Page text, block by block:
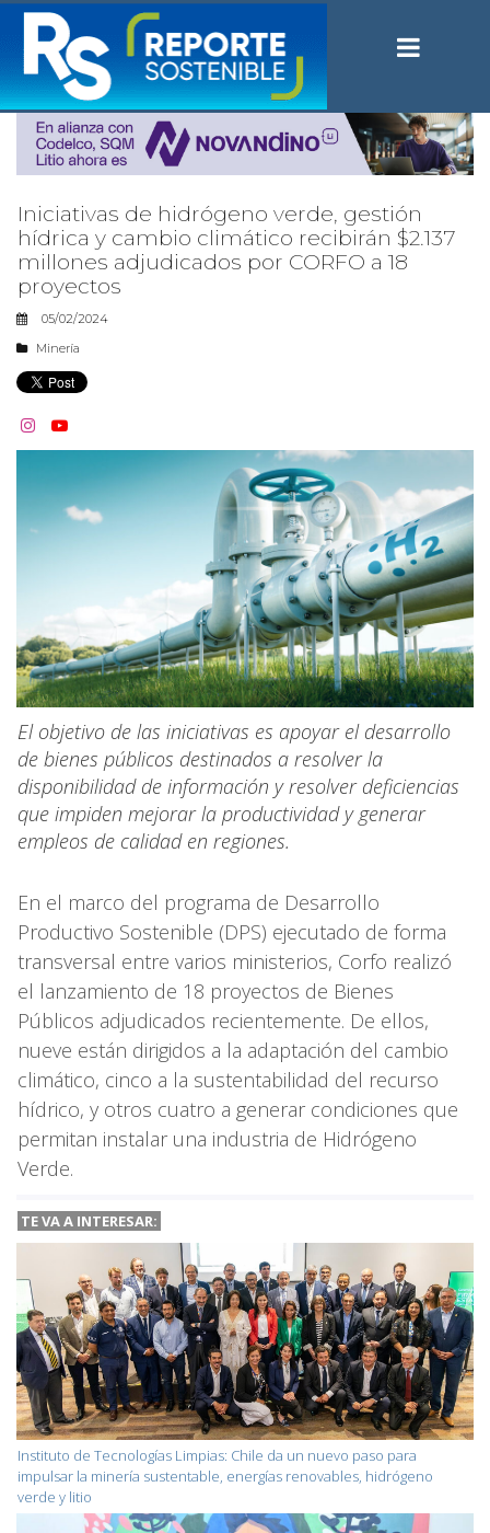
Iniciativas de hidrógeno verde, gestión
hídrica y cambio climático recibirán $2.137
millones adjudicados por CORFO a 18
proyectos
05/02/2024
Minería
 
El objetivo de las iniciativas es apoyar el desarrollo
de bienes públicos destinados a resolver la
disponibilidad de información y resolver deficiencias
que impiden mejorar la productividad y generar
empleos de calidad en regiones.
En el marco del programa de Desarrollo
Productivo Sostenible (DPS) ejecutado de forma
transversal entre varios ministerios, Corfo realizó
el lanzamiento de 18 proyectos de Bienes
Públicos adjudicados recientemente. De ellos,
nueve están dirigidos a la adaptación del cambio
climático, cinco a la sustentabilidad del recurso
hídrico, y otros cuatro a generar condiciones que
permitan instalar una industria de Hidrógeno
Verde.
TE VA A INTERESAR:
Instituto de Tecnologías Limpias: Chile da un nuevo paso para
impulsar la minería sustentable, energías renovables, hidrógeno
verde y litio